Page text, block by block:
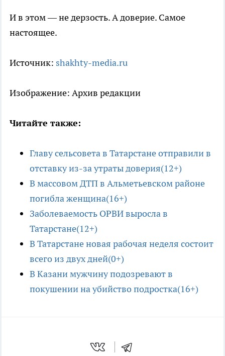
И в этом — не дерзость. А доверие. Самое
настоящее.
Источник: shakhty-media.ru
Изображение: Архив редакции
Читайте также:
Главу сельсовета в Татарстане отправили в
отставку из-за утраты доверия(12+)
В массовом ДТП в Альметьевском районе
погибла женщина(16+)
Заболеваемость ОРВИ выросла в
Татарстане(12+)
В Татарстане новая рабочая неделя состоит
всего из двух дней(0+)
В Казани мужчину подозревают в
покушении на убийство подростка(16+)